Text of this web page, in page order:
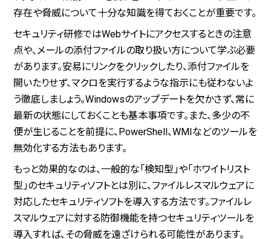
存在や脅威について十分な知識を得ておくことが重要です。
セキュリティ研修ではWebサイトにアクセスするときの注意
点や、メールの添付ファイルの取り扱い方について学ぶ必要
があります。安易にリンクをクリックしたり、添付ファイルを
開いたりせず、マクロを実行するような指示にも従わないよ
う徹底しましょう。Windowsのアップデートを欠かさず、常に
最新の状態にしておくことも基本事項です。また、多少の不
便が生じることを前提に、PowerShell、WMIなどのツールを
無効化する方法もあります。
もっと効果的なのは、一般的な「検知型」や「ホワイトリスト
型」のセキュリティソフトとは別に、ファイルレスマルウェアに
対応したセキュリティソフトを導入する方法です。ファイルレ
スマルウェアに対する防御機能を持つセキュリティツールを
導入すれば、その脅威を遠ざけられる可能性があります。